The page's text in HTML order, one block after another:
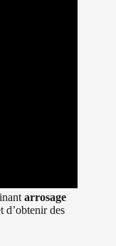
arrosage
d’obtenir des